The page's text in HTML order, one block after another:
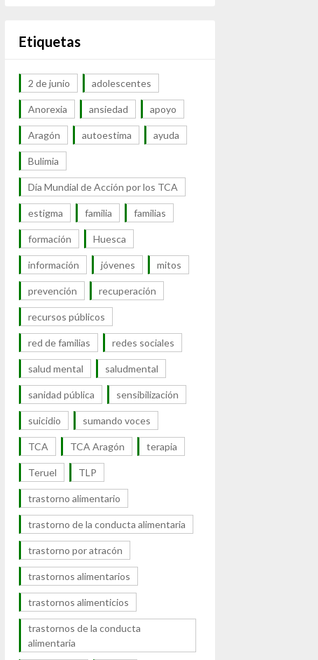
Etiquetas
2 de junio adolescentes
Anorexia ansiedad apoyo
Aragón autoestima ayuda
Bulimia
Día Mundial de Acción por los TCA
estigma familia familias
formación Huesca
información jóvenes mitos
prevención recuperación
recursos públicos
red de familias redes sociales
salud mental saludmental
sanidad pública sensibilización
suicidio sumando voces
TCA TCA Aragón terapia
Teruel TLP
trastorno alimentario
trastorno de la conducta alimentaria
trastorno por atracón
trastornos alimentarios
trastornos alimenticios
trastornos de la conducta
alimentaria